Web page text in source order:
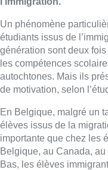
Un phénomène
étudiants issus de
génération sont deux
les compétences
autochtones. Mais ils
de motivation, selon
En Belgique, malgré un
élèves issus de la
importante que chez les
Belgique, au Canada,
Bas, les élèves